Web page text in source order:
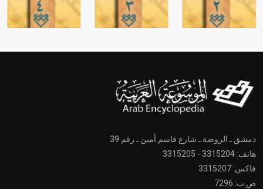
دمشق ـ الروضة ـ شارع قاسم أمين ـ رقم 39
هاتف: 3315204 - 3315205
فاكس: 3315207
ص.ب: 7296